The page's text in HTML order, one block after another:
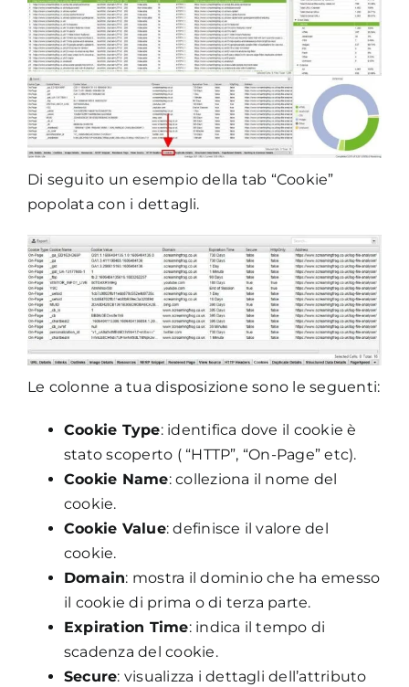
Di seguito un esempio della tab “Cookie”
popolata con i dettagli.
Le colonne a tua disposizione sono le seguenti:
Cookie Type: identifica dove il cookie è
stato scoperto ( “HTTP”, “On-Page” etc).
Cookie Name: colleziona il nome del
cookie.
Cookie Value: definisce il valore del
cookie.
Domain: mostra il dominio che ha emesso
il cookie di prima o di terza parte.
Expiration Time: indica il tempo di
scadenza del cookie.
Secure: visualizza i dettagli dell’attributo